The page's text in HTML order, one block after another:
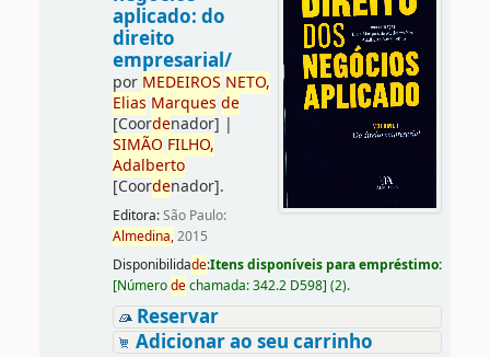
aplicado: do
direito
empresarial/
por MEDEIROS NETO,
Elias Marques de
[Coordenador] |
SIMÃO FILHO,
Adalberto
[Coordenador].
Editora:São Paulo:
Almedina,2015
Disponibilidade:Itens disponíveis para empréstimo:
[Númerodechamada:342.2 D598] (2).
Reservar
Adicionar ao seu carrinho